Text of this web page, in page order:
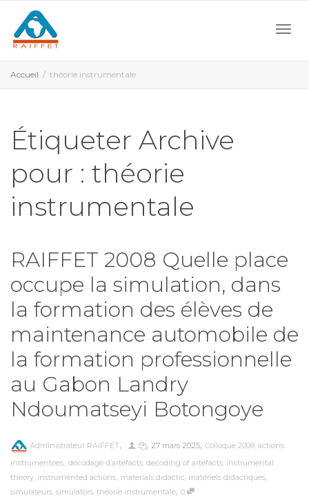
Accueil théorie instrumentale
Étiqueter Archive
pour : théorie
instrumentale
RAIFFET 2008 Quelle place
occupe la simulation, dans
la formation des élèves de
maintenance automobile de
la formation professionnelle
au Gabon Landry
Ndoumatseyi Botongoye
Administrateur RAIFFET, , 27 mars 2025, Colloque 2008, actions
instrumentées., décodage d’artefacts, decoding of artefacts, instrumental
theory, instrumented actions., materials didactic, matériels didactiques,
simulateurs, simulators, théorie instrumentale, 0